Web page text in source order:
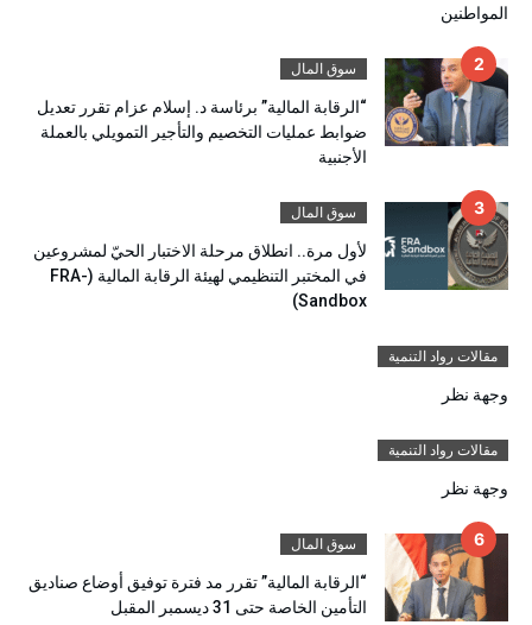
المواطنين
سوق المال
“الرقابة المالية” برئاسة د. إسلام عزام تقرر تعديل
ضوابط عمليات التخصيم والتأجير التمويلي بالعملة
الأجنبية
سوق المال
لأول مرة.. انطلاق مرحلة الاختبار الحيّ لمشروعين
في المختبر التنظيمي لهيئة الرقابة المالية (FRA-
Sandbox)
مقالات رواد التنمية
وجهة نظر
مقالات رواد التنمية
وجهة نظر
سوق المال
“الرقابة المالية” تقرر مد فترة توفيق أوضاع صناديق
التأمين الخاصة حتى 31 ديسمبر المقبل